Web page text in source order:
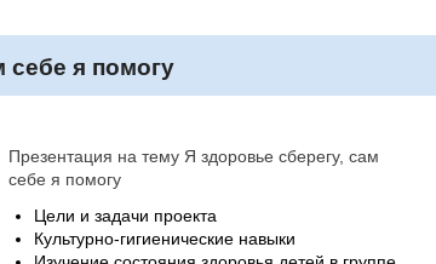
себе я помогу
Презентация на тему Я здоровье сберегу, сам
себе я помогу
Цели и задачи проекта
Культурно-гигиенические навыки